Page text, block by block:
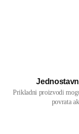
Prikladni proizvodi
povrata